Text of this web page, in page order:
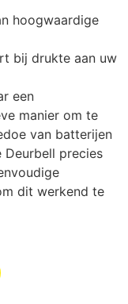
hoogwaardige
bij drukte aan uw
een
manier om te
van batterijen
Deurbell precies
dit werkend te